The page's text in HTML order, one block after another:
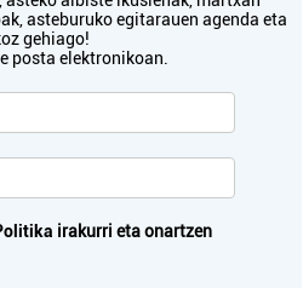
asteburuko egitarauen agenda eta
gehiago!
posta elektronikoan.
irakurri eta onartzen